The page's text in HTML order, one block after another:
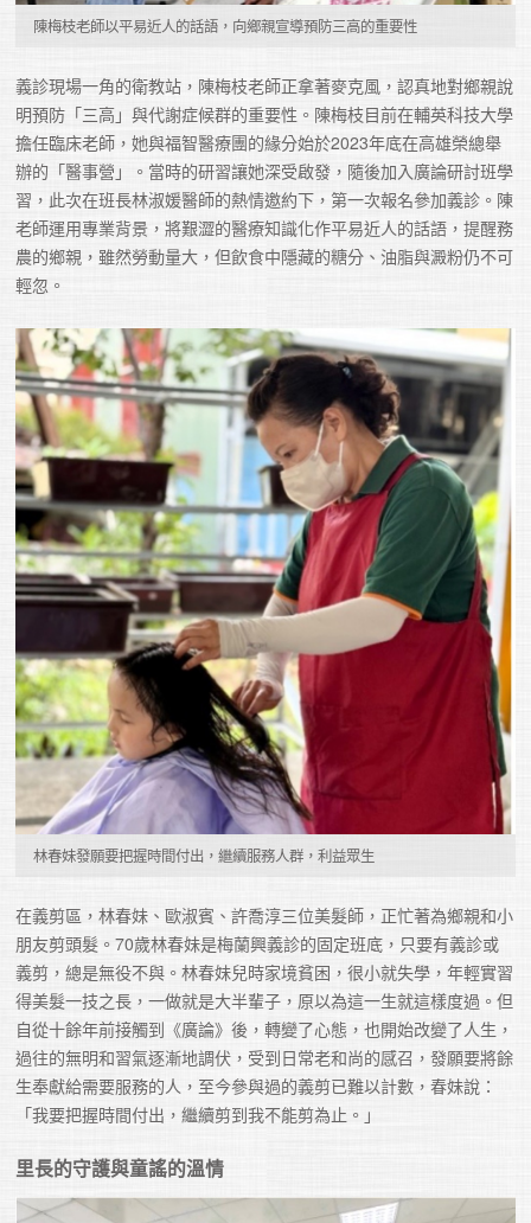
陳梅枝老師以平易近人的話語，向鄉親宣導預防三高的重要性
義診現場一角的衛教站，陳梅枝老師正拿著麥克風，認真地對鄉親說
明預防「三高」與代謝症候群的重要性。陳梅枝目前在輔英科技大學
擔任臨床老師，她與福智醫療團的緣分始於2023年底在高雄榮總舉
辦的「醫事營」。當時的研習讓她深受啟發，隨後加入廣論研討班學
習，此次在班長林淑媛醫師的熱情邀約下，第一次報名參加義診。陳
老師運用專業背景，將艱澀的醫療知識化作平易近人的話語，提醒務
農的鄉親，雖然勞動量大，但飲食中隱藏的糖分、油脂與澱粉仍不可
輕忽。
林春妹發願要把握時間付出，繼續服務人群，利益眾生
在義剪區，林春妹、歐淑賓、許喬淳三位美髮師，正忙著為鄉親和小
朋友剪頭髮。70歲林春妹是梅蘭興義診的固定班底，只要有義診或
義剪，總是無役不與。林春妹兒時家境貧困，很小就失學，年輕實習
得美髮一技之長，一做就是大半輩子，原以為這一生就這樣度過。但
自從十餘年前接觸到《廣論》後，轉變了心態，也開始改變了人生，
過往的無明和習氣逐漸地調伏，受到日常老和尚的感召，發願要將餘
生奉獻給需要服務的人，至今參與過的義剪已難以計數，春妹說：
「我要把握時間付出，繼續剪到我不能剪為止。」
里長的守護與童謠的溫情